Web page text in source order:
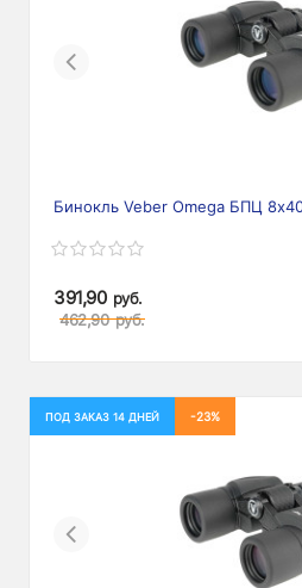
Previous
Бинокль Veber Omega БПЦ
391,90 руб.
462,90 руб.
ПОД ЗАКАЗ 14 ДНЕЙ -23%
Previous